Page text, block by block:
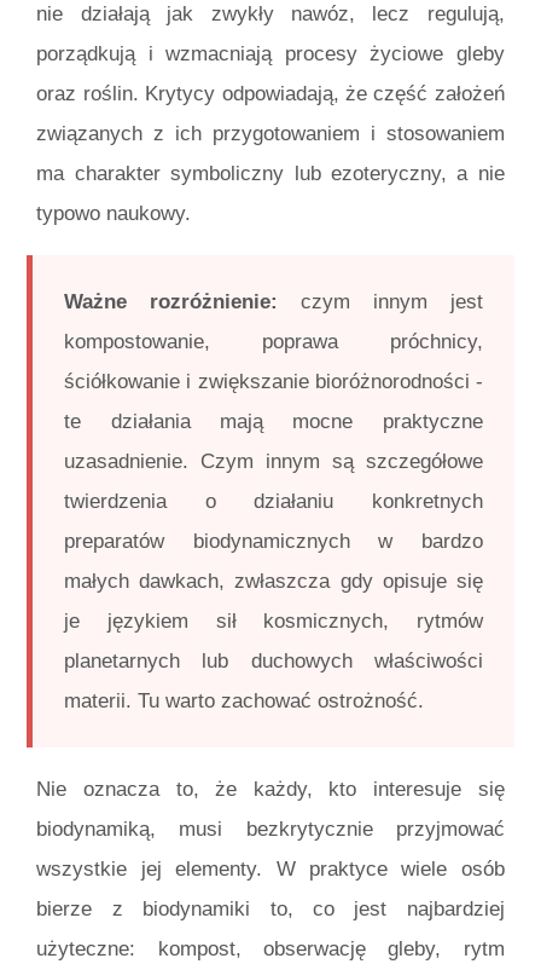
nie działają jak zwykły nawóz, lecz regulują,
porządkują i wzmacniają procesy życiowe gleby
oraz roślin. Krytycy odpowiadają, że część założeń
związanych z ich przygotowaniem i stosowaniem
ma charakter symboliczny lub ezoteryczny, a nie
typowo naukowy.
Ważne rozróżnienie:
czym innym jest
kompostowanie, poprawa próchnicy,
ściółkowanie i zwiększanie bioróżnorodności -
te działania mają mocne praktyczne
uzasadnienie. Czym innym są szczegółowe
twierdzenia o działaniu konkretnych
preparatów biodynamicznych w bardzo
małych dawkach, zwłaszcza gdy opisuje się
je językiem sił kosmicznych, rytmów
planetarnych lub duchowych właściwości
materii. Tu warto zachować ostrożność.
Nie oznacza to, że każdy, kto interesuje się
biodynamiką, musi bezkrytycznie przyjmować
wszystkie jej elementy. W praktyce wiele osób
bierze z biodynamiki to, co jest najbardziej
użyteczne: kompost, obserwację gleby, rytm